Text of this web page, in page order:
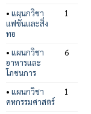
• แผนกวิชา
แฟชั่นและสิ่ง
ทอ
1
• แผนกวิชา
อาหารและ
โภชนการ
6
• แผนกวิชา
คหกรรมศาสตร์
1